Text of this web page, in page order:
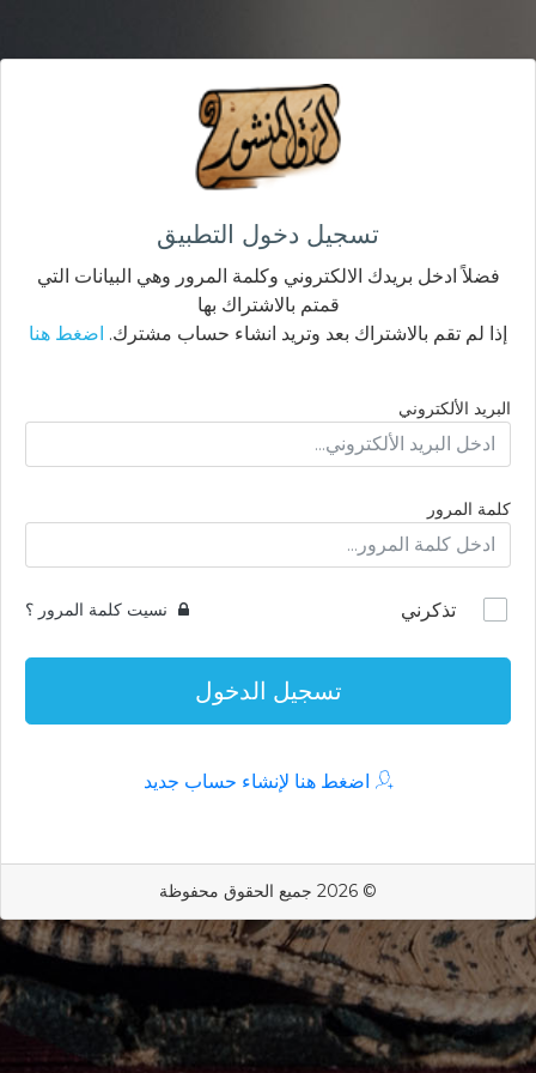
تسجيل دخول التطبيق
فضلاً ادخل بريدك الالكتروني وكلمة المرور وهي البيانات التي
قمتم بالاشتراك بها
إذا لم تقم بالاشتراك بعد وتريد انشاء حساب مشترك. اضغط هنا
البريد الألكتروني
كلمة المرور
تذكرني نسيت كلمة المرور ؟
تسجيل الدخول
اضغط هنا لإنشاء حساب جديد
© 2026 جميع الحقوق محفوظة